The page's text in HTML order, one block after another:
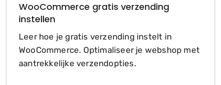
WooCommerce gratis verzending
instellen
Leer hoe je gratis verzending instelt in
WooCommerce. Optimaliseer je webshop met
aantrekkelijke verzendopties.